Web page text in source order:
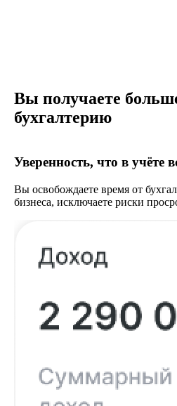
Вы получаете
бухгалтерию
Уверенность, что в учёте
Вы освобождаете время от
бизнеса, исключаете риски